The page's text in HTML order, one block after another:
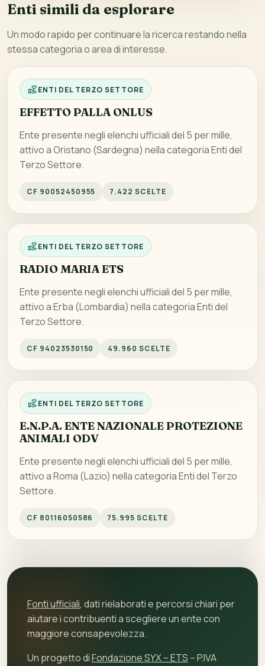
Enti simili da esplorare
Un modo rapido per continuare la ricerca restando nella
stessa categoria o area di interesse.
ENTI DEL TERZO SETTORE
EFFETTO PALLA ONLUS
Ente presente negli elenchi ufficiali del 5 per mille,
attivo a Oristano (Sardegna) nella categoria Enti del
Terzo Settore.
CF 90052450955 7.422 SCELTE
ENTI DEL TERZO SETTORE
RADIO MARIA ETS
Ente presente negli elenchi ufficiali del 5 per mille,
attivo a Erba (Lombardia) nella categoria Enti del
Terzo Settore.
CF 94023530150 49.960 SCELTE
ENTI DEL TERZO SETTORE
E.N.P.A. ENTE NAZIONALE PROTEZIONE
ANIMALI ODV
Ente presente negli elenchi ufficiali del 5 per mille,
attivo a Roma (Lazio) nella categoria Enti del Terzo
Settore.
CF 80116050586 75.995 SCELTE
Fonti ufficiali, dati rielaborati e percorsi chiari per
aiutare i contribuenti a scegliere un ente con
maggiore consapevolezza.
Un progetto diFondazione SYX – ETS – P.IVA